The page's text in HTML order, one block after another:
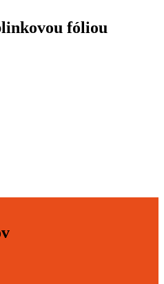
fóliou